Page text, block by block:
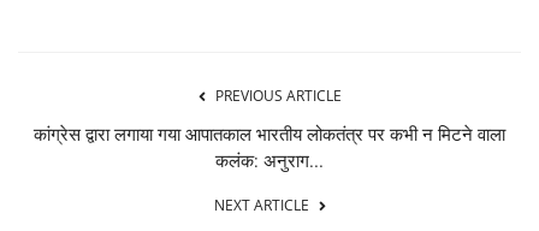
PREVIOUS ARTICLE
कांग्रेस द्वारा लगाया गया आपातकाल भारतीय लोकतंत्र पर कभी न मिटने वाला
कलंक: अनुराग...
NEXT ARTICLE